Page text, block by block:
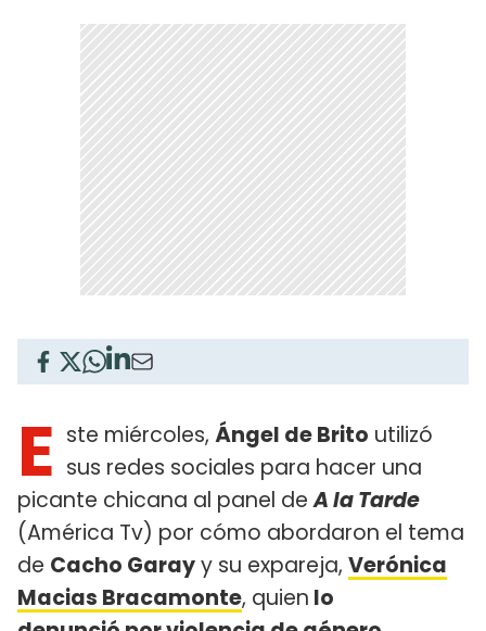
E ste miércoles, Ángel de Brito utilizó
sus redes sociales para hacer una
picante chicana al panel deA la Tarde
(América Tv) por cómo abordaron el tema
de Cacho Garayy su expareja, Verónica
Macias Bracamonte, quien lo